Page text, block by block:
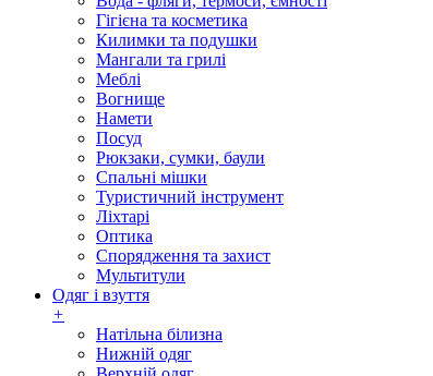
Гігієна та косметика
Килимки та подушки
Мангали та грилі
Меблі
Вогнище
Намети
Посуд
Рюкзаки, сумки, баули
Спальні мішки
Туристичний інструмент
Ліхтарі
Оптика
Спорядження та захист
Мультитули
Одяг і взуття
+
Натільна білизна
Нижній одяг